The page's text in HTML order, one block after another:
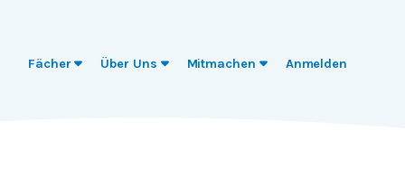
Fächer Über Uns Mitmachen Anmelden